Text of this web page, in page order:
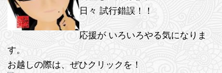
日々 試行錯誤！！
応援が いろいろやる気になりま
す。
お越しの際は、ぜひクリックを！